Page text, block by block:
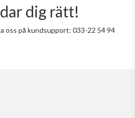
dig rätt!
oss på kundsupport: 033-22 54 94